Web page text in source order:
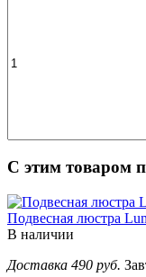
С этим товаром
Подвесная люстра
В наличии
Доставка 490 руб.